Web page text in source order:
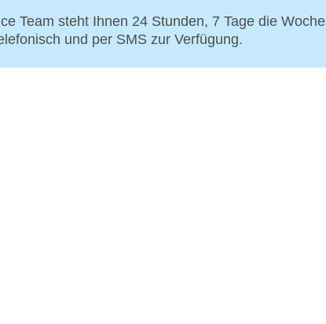
Team steht Ihnen 24 Stunden, 7 Tage die Woche
und per SMS zur Verfügung.